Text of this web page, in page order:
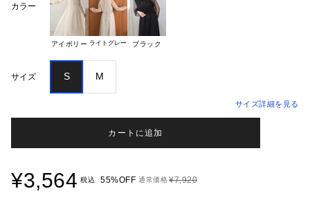
カラー
アイボリー ライトグレー ブラック
サイズ S M
サイズ詳細を見る
カートに追加
¥3,564 税込 55%OFF 通常価格¥7,920